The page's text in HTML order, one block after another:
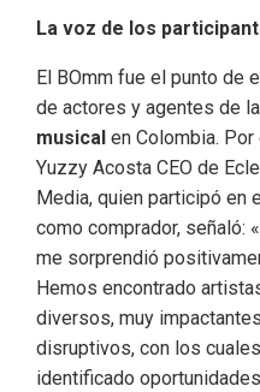
La voz de los
El BOmm fue el punto de
de actores y agentes de la
musicalen Colombia. Por
Yuzzy Acosta CEO de
Media, quien participó en
como comprador, señaló:
me sorprendió
Hemos encontrado
diversos, muy
disruptivos, con los
identificado